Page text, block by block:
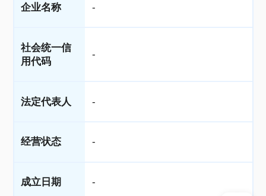
企业名称 -
社会统一信
用代码
-
法定代表人 -
经营状态 -
成立日期 -